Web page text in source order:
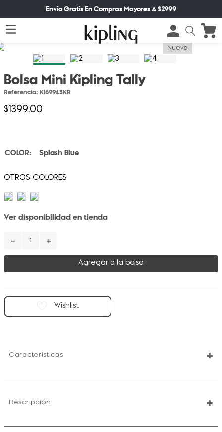
Envío Gratis En Compras Mayores A $2999
Nuevo
Bolsa Mini Kipling Tally
Referencia: KI69943KR
$1399.00
Splash Blue
Ver disponibilidad en tienda
＋
－
Agregar a la bolsa
Características +
Descripción +